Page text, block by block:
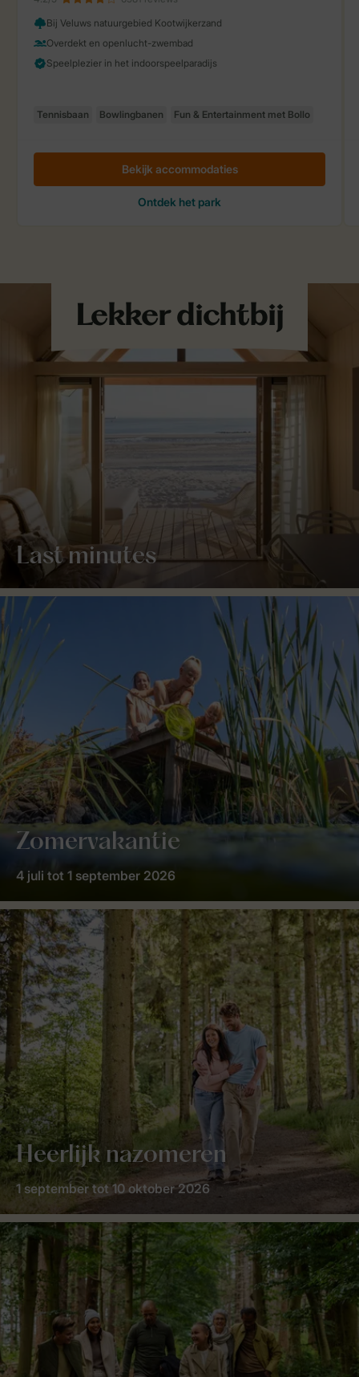
Last minutes
Zomervakantie
4 juli tot 1 september 2026
Heerlijk nazomeren
1 september tot 10 oktober 2026